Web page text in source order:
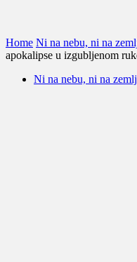
Home Ni na nebu, ni na
apokalipse u izgubljenom
Ni na nebu, ni na